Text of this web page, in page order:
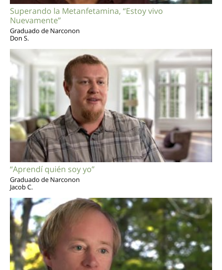
Superando la Metanfetamina, “Estoy vivo
Nuevamente”
Graduado de Narconon
Don S.
“Aprendí quién soy yo”
Graduado de Narconon
Jacob C.